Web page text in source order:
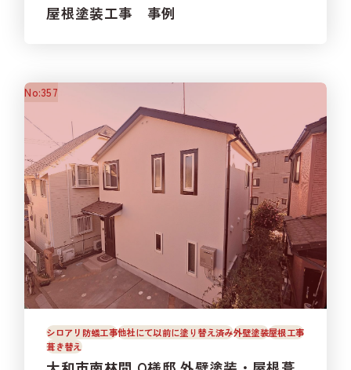
屋根塗装工事 事例
シロアリ防蟻工事他社にて以前に塗り替え済み外壁塗装屋根工事
葺き替え
No:357